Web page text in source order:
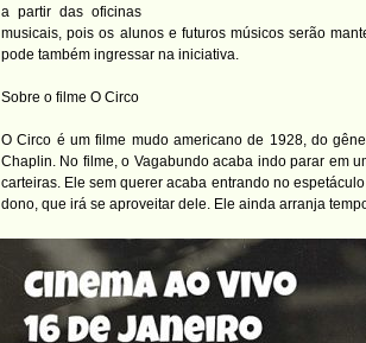
a partir das oficinas
musicais, pois os alunos e futuros músicos serão
pode também ingressar na iniciativa.
Sobre o filme O Circo
O Circo é um filme mudo americano de 1928, do
Chaplin. No filme, o Vagabundo acaba indo parar em
carteiras. Ele sem querer acaba entrando no
dono, que irá se aproveitar dele. Ele ainda arranja